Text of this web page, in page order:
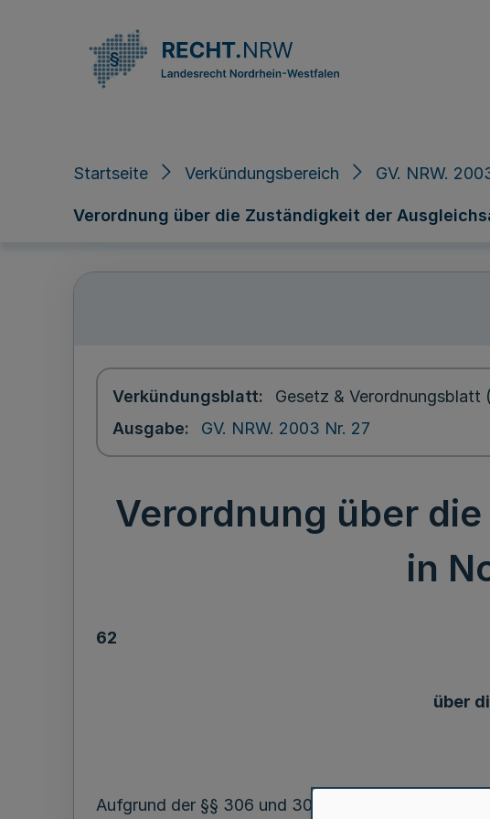
Startseite Verkündungsbereich GV. NRW.
Verordnung über die Zuständigkeit der
Verkündungsblatt
Gesetz & Verordnungsblatt
Ausgabe
GV. NRW. 2003 Nr. 27
Verordnung über
in
62
über
Aufgrund der §§ 306 und 308 Abs. 1 Satz 2 des